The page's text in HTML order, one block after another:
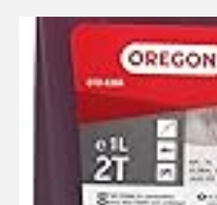
BIOLOGISCH
ABBAUBARES
SCHMIERMITTEL
FÜR
MOTORSÄGEN
(1-
LITER-
KANISTER)